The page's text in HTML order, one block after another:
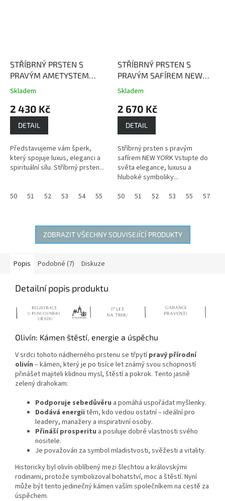
STŘÍBRNÝ PRSTEN S
PRAVÝM AMETYSTEM
PAŘÍŽ
obnovuje oslabenou
životní energii a léčí duši.
Průměrné
produktu
5
hvězdiček.
Skladem
2 430 Kč
DETAIL
Představujeme vám šperk,
který spojuje luxus, eleganci a
spirituální sílu. Stříbrný prsten...
50 51 52 53 54 55 56 59 60 61
STŘÍBRNÝ PRSTEN S
PRAVÝM SAFÍREM NEW
YORK
věrnosti.
Průměrné
produktu
5
hvězdiček.
Skladem
2 670 Kč
DETAIL
Stříbrný prsten s pravým
safírem NEW YORK Vstupte do
světa elegance, luxusu a
hluboké symboliky...
50
51 52 53 55 57
ZOBRAZIT VŠECHNY SOUVISEJÍCÍ PRODUKTY
Popis Podobné (7) Diskuze
Detailní popis produktu
Olivín: Kámen štěstí, energie a úspěchu
V srdci tohoto nádherného prstenu se třpytípravý přírodní
olivín – kámen, který je po tisíce let známý svou schopností
přinášet majiteli klidnou mysl, štěstí a pokrok. Tento jasně
zelený drahokam:
Podporuje sebedůvěru a pomáhá uspořádat myšlenky.
Dodává energii těm, kdo vedou ostatní – ideální pro
leadery, manažery a inspirativní osoby.
Přináší prosperitu a posiluje dobré vlastnosti svého
nositele.
Je považován za symbol mladistvosti, svěžesti a vitality.
Historicky byl olivín oblíbený mezi šlechtou a královskými
rodinami, protože symbolizoval bohatství, moc a štěstí. Nyní
může být tento jedinečný kámen vaším společníkem na cestě za
úspěchem.